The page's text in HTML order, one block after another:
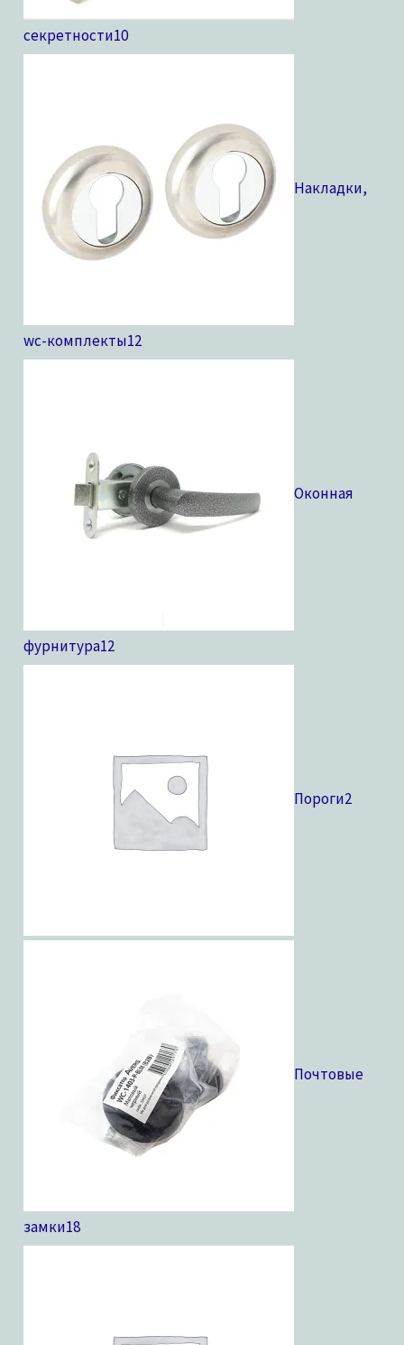
секретности10
Накладки,
wc-комплекты12
Оконная
фурнитура12
Пороги2
Почтовые
замки18